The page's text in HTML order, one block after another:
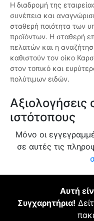
Η διαδρομή της
συνέπεια και
σταθερή ποιότητα των
προϊόντων. Η σταθερή
πελατών και η
καθιστούν τον οίκο
στον τοπικό και
πολύτιμων ειδών.
ιστότοπους
Μόνο οι
σε αυτές τις
Αυτή
Συγχαρητήρια!